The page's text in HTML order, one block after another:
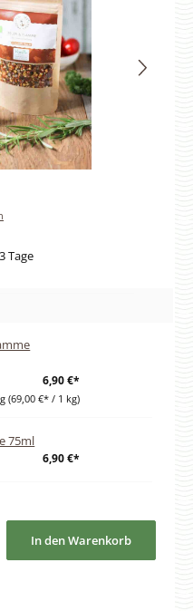
Tage
6,90 €*
(69,00 €* / 1 kg)
75ml
6,90 €*
In den Warenkorb